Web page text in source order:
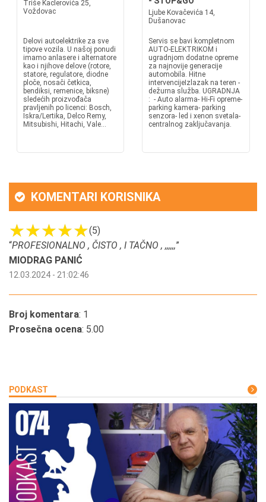
Triše Kaclerovića 25,
Voždovac
Delovi autoelektrike za sve
tipove vozila. U našoj ponudi
imamo anlasere i alternatore
kao i njihove delove (rotore,
statore, regulatore, diodne
ploče, nosači četkica,
bendiksi, remenice, biksne)
sledećih proizvođača
pravljenih po licenci: Bosch,
Iskra/Lertika, Delco Remy,
Mitsubishi, Hitachi, Vale...
Ljube Kovačevića 14,
Dušanovac
Servis se bavi kompletnom
AUTO-ELEKTRIKOM i
ugradnjom dodatne opreme
za najnovije generacije
automobila. Hitne
intervencijeIzlazak na teren -
dežurna služba. UGRADNJA
: - Auto alarma- Hi-Fi opreme-
parking kamera- parking
senzora- led i xenon svetala-
centralnog zaključavanja.
KOMENTARI KORISNIKA
(5)
“PROFESIONALNO , ČISTO , I TAČNO , ,,,,,,”
MIODRAG PANIĆ
12.03.2024 - 21:02:46
Broj komentara: 1
Prosečna ocena: 5.00
PODKAST